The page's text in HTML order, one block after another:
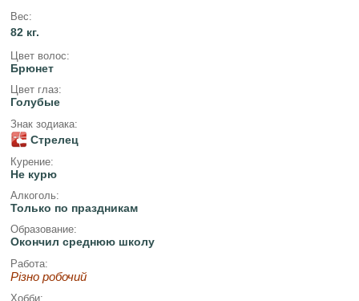
Вес:
82 кг.
Цвет волос:
Брюнет
Цвет глаз:
Голубые
Знак зодиака:
Стрелец
Курение:
Не курю
Алкоголь:
Только по праздникам
Образование:
Окончил среднюю школу
Работа:
Різно робочий
Хобби: